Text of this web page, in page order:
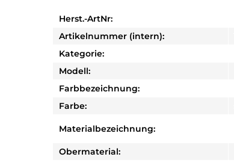
Herst.-ArtNr:
Artikelnummer (intern):
Kategorie:
Modell:
Farbbezeichnung:
Farbe:
Materialbezeichnung:
Obermaterial: